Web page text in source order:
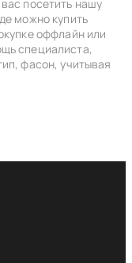
посетить нашу
можно купить
оффлайн или
специалиста,
фасон, учитывая